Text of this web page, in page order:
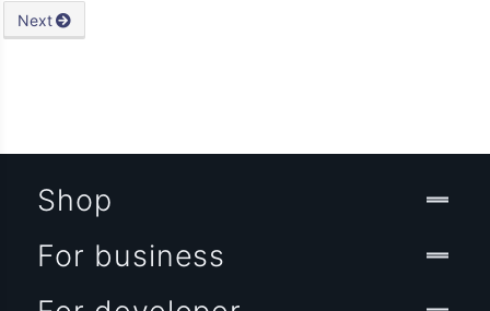
Next
Shop
For business